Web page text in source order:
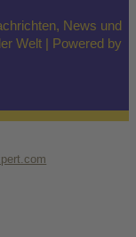
News und
Welt | Powered by